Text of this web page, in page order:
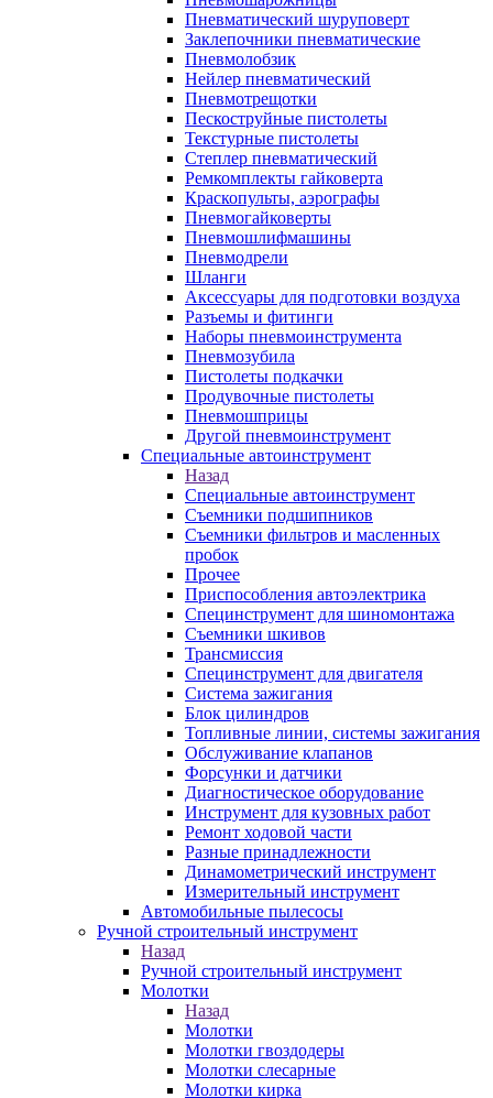
Пневматический шуруповерт
Заклепочники пневматические
Пневмолобзик
Нейлер пневматический
Пневмотрещотки
Пескоструйные пистолеты
Текстурные пистолеты
Степлер пневматический
Ремкомплекты гайковерта
Краскопульты, аэрографы
Пневмогайковерты
Пневмошлифмашины
Пневмодрели
Шланги
Аксессуары для подготовки воздуха
Разъемы и фитинги
Наборы пневмоинструмента
Пневмозубила
Пистолеты подкачки
Продувочные пистолеты
Пневмошприцы
Другой пневмоинструмент
Специальные автоинструмент
Назад
Специальные автоинструмент
Съемники подшипников
Съемники фильтров и масленных
пробок
Прочее
Приспособления автоэлектрика
Специнструмент для шиномонтажа
Съемники шкивов
Трансмиссия
Специнструмент для двигателя
Система зажигания
Блок цилиндров
Топливные линии, системы зажигания
Обслуживание клапанов
Форсунки и датчики
Диагностическое оборудование
Инструмент для кузовных работ
Ремонт ходовой части
Разные принадлежности
Динамометрический инструмент
Измерительный инструмент
Автомобильные пылесосы
Ручной строительный инструмент
Назад
Ручной строительный инструмент
Молотки
Назад
Молотки
Молотки гвоздодеры
Молотки слесарные
Молотки кирка